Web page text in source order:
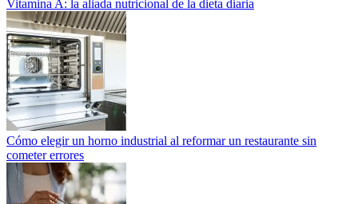
Vitamina A: la aliada nutricional de la dieta diaria
Cómo elegir un horno industrial al reformar un restaurante sin
cometer errores